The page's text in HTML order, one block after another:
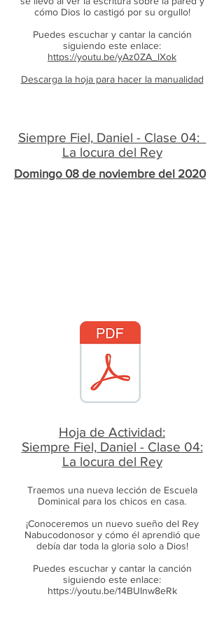
cómo Dios lo castigó por su orgullo!
Puedes escuchar y cantar la canción
siguiendo este enlace:
https://youtu.be/yAz0ZA_lXok
Descarga la hoja para hacer la manualidad
Siempre Fiel, Daniel - Clase 04:
La locura del Rey
Domingo 08 de noviembre del 2020
Hoja de Actividad:
Siempre Fiel, Daniel - Clase 04:
La locura del Rey
Traemos una nueva lección de Escuela
Dominical para los chicos en casa.
¡Conoceremos un nuevo sueño del Rey
Nabucodonosor y cómo él aprendió que
debía dar toda la gloria solo a Dios!
Puedes escuchar y cantar la canción
siguiendo este enlace:
https://youtu.be/14BUInw8eRk